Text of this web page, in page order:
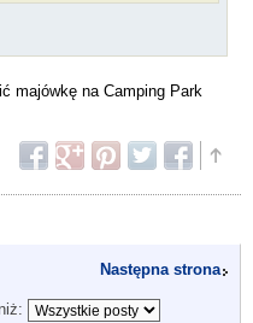
majówkę na Camping Park
Następna strona